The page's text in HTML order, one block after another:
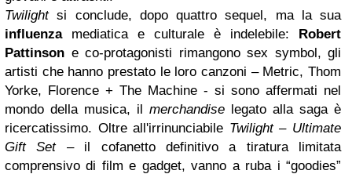
Twilightsi conclude, dopo quattro sequel, ma la sua
influenzamediatica e culturale è indelebile: Robert
Pattinson e co-protagonisti rimangono sex symbol, gli
artisti che hanno prestato le loro canzoni – Metric, Thom
Yorke, Florence + The Machine - si sono affermati nel
mondo della musica, il merchandise legato alla saga è
ricercatissimo. Oltre all'irrinunciabile Twilight – Ultimate
Gift Set– il cofanetto definitivo a tiratura limitata
comprensivo di film e gadget, vanno a ruba i “goodies”